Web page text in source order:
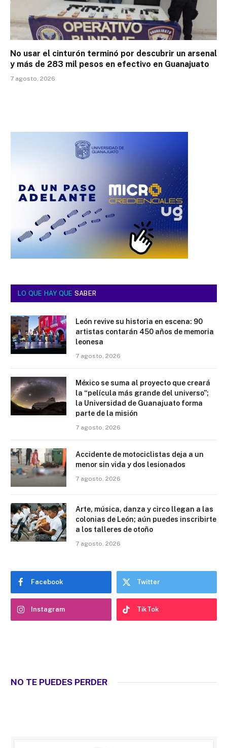
No usar el cinturón terminó por descubrir un arsenal
y más de 283 mil pesos en efectivo en Guanajuato
7 agosto, 2026
LO QUE HAY QUE SABER
León revive su historia en escena: 90
artistas contarán 450 años de memoria
leonesa
7 agosto, 2026
México se suma al proyecto que creará
la “película más grande del universo”;
la Universidad de Guanajuato forma
parte de la misión
7 agosto, 2026
Accidente de motociclistas deja a un
menor sin vida y dos lesionados
7 agosto, 2026
Arte, música, danza y circo llegan a las
colonias de León; aún puedes inscribirte
a los talleres de otoño
7 agosto, 2026
Facebook Twitter
Instagram TikTok
NO TE PUEDES PERDER